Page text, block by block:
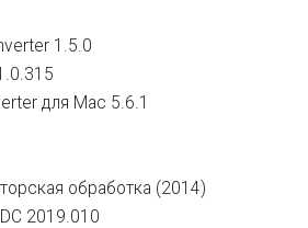
1.5.0
для Mac 5.6.1
обработка (2014)
2019.010